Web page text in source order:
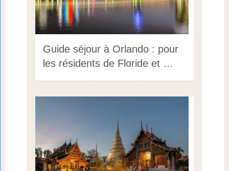
Guide séjour à Orlando : pour
les résidents de Floride et …